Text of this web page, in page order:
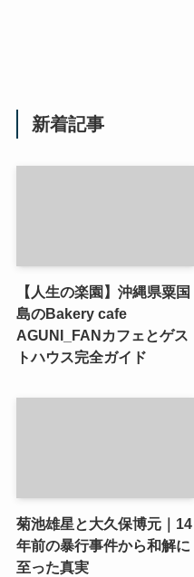
新着記事
【人生の楽園】沖縄県粟国
島のBakery cafe
AGUNI_FANカフェとゲス
トハウス完全ガイド
菊池雄星と大久保博元｜14
年前の暴行事件から和解に
至った真実